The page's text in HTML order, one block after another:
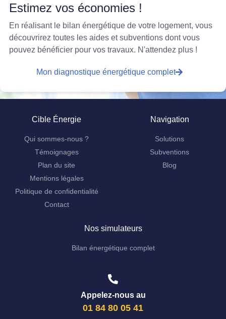
Estimez vos économies !
En réalisant le bilan énergétique de votre logement, vous
découvrirez toutes les aides et subventions dont vous
pouvez bénéficier pour vos travaux. N'attendez plus !
Mon diagnostique énergétique complet
Cible Énergie
Qui sommes-nous ?
Témoignages
Plan du site
Mentions légales
Politique de confidentialité
Contact
Navigation
Solutions
Subventions
Blog
Nos simulateurs
Bilan énergétique complet
Appelez-nous au
01 84 80 05 41